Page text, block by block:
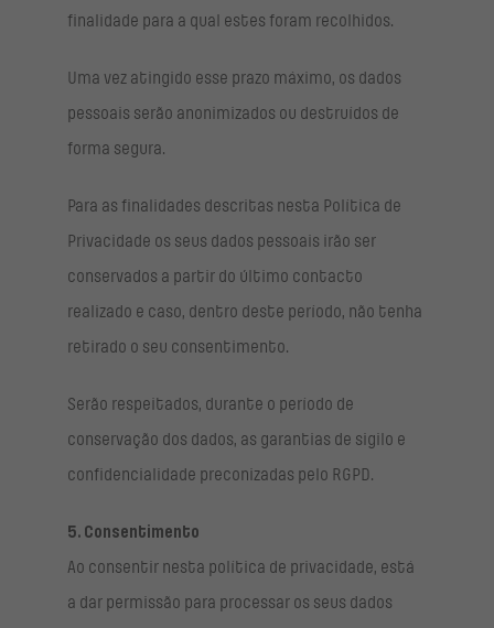
finalidade para a qual estes foram recolhidos.
Uma vez atingido esse prazo máximo, os dados
pessoais serão anonimizados ou destruídos de
forma segura.
Para as finalidades descritas nesta Política de
Privacidade os seus dados pessoais irão ser
conservados a partir do último contacto
realizado e caso, dentro deste período, não tenha
retirado o seu consentimento.
Serão respeitados, durante o período de
conservação dos dados, as garantias de sigilo e
confidencialidade preconizadas pelo RGPD.
5. Consentimento
Ao consentir nesta política de privacidade, está
a dar permissão para processar os seus dados